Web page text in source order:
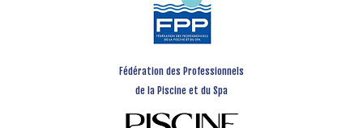
Fédération des Professionnels
de la Piscine et du Spa